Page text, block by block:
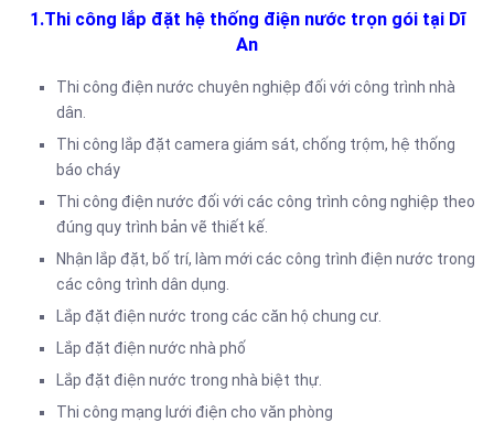
1.Thi công lắp đặt hệ thống điện nước trọn gói tại Dĩ
An
Thi công điện nước chuyên nghiệp đối với công trình nhà
dân.
Thi công lắp đặt camera giám sát, chống trộm, hệ thống
báo cháy
Thi công điện nước đối với các công trình công nghiệp theo
đúng quy trình bản vẽ thiết kế.
Nhận lắp đặt, bố trí, làm mới các công trình điện nước trong
các công trình dân dụng.
Lắp đặt điện nước trong các căn hộ chung cư.
Lắp đặt điện nước nhà phố
Lắp đặt điện nước trong nhà biệt thự.
Thi công mạng lưới điện cho văn phòng